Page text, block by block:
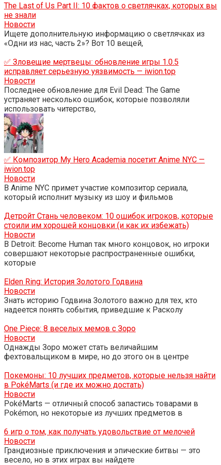
The Last of Us Part II: 10 фактов о светлячках, которых вы
не знали
Новости
Ищете дополнительную информацию о светлячках из
«Одни из нас, часть 2»? Вот 10 вещей,
✅ Зловещие мертвецы: обновление игры 1.0.5
исправляет серьезную уязвимость — iwion.top
Новости
Последнее обновление для Evil Dead: The Game
устраняет несколько ошибок, которые позволяли
использовать читерство,
✅ Композитор My Hero Academia посетит Anime NYC —
iwion.top
Новости
В Anime NYC примет участие композитор сериала,
который исполнит музыку из шоу и фильмов
Детройт Стань человеком: 10 ошибок игроков, которые
стоили им хорошей концовки (и как их избежать)
Новости
В Detroit: Become Human так много концовок, но игроки
совершают некоторые распространенные ошибки,
которые
Elden Ring: История Золотого Годвина
Новости
Знать историю Годвина Золотого важно для тех, кто
надеется понять события, приведшие к Расколу
One Piece: 8 веселых мемов с Зоро
Новости
Однажды Зоро может стать величайшим
фехтовальщиком в мире, но до этого он в центре
Покемоны: 10 лучших предметов, которые нельзя найти
в PokéMarts (и где их можно достать)
Новости
PokéMarts — отличный способ запастись товарами в
Pokémon, но некоторые из лучших предметов в
6 игр о том, как получать удовольствие от мелочей
Новости
Грандиозные приключения и эпические битвы — это
весело, но в этих играх вы найдете